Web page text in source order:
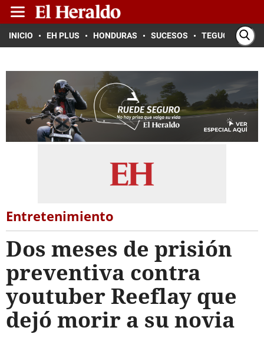
INICIO EH PLUS HONDURAS SUCESOS TEGUCIGALPA
Entretenimiento
Dos meses de prisión
preventiva contra
youtuber Reeflay que
dejó morir a su novia